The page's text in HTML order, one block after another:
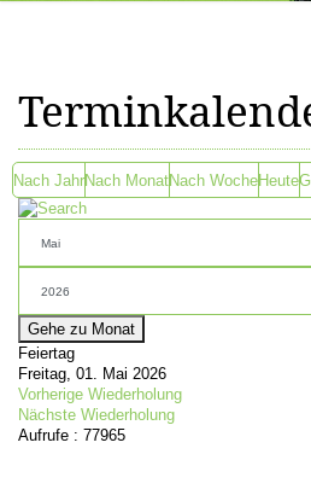
Nach JahrNach MonatNach WocheHeute
Gehe zu Monat
Feiertag
Freitag, 01. Mai 2026
Vorherige Wiederholung
Nächste Wiederholung
Aufrufe : 77965